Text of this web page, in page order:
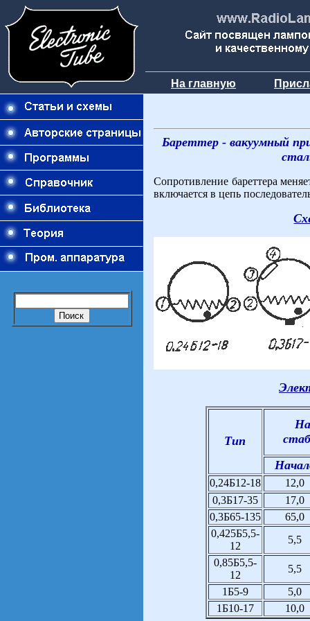
На главную
Бареттер - вакуумный
Сопротивление бареттера
включается в цепь
Тип
0,24Б12-18
12,0
0,3Б17-35
17,0
0,3Б65-135
65,0
0,425Б5,5-
12
5,5
0,85Б5,5-
12
5,5
1Б5-9
5,0
1Б10-17
10,0